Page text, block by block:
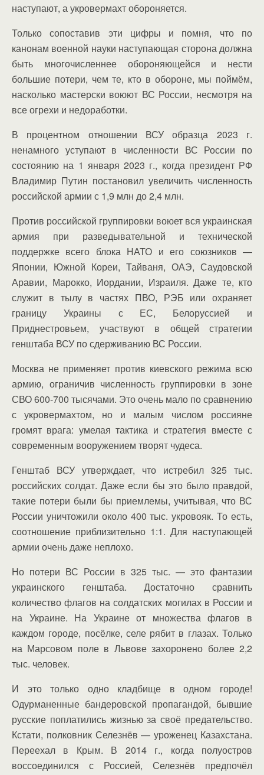
наступают, а укровермахт обороняется.
Только сопоставив эти цифры и помня, что по
канонам военной науки наступающая сторона должна
быть многочисленнее обороняющейся и нести
большие потери, чем те, кто в обороне, мы поймём,
насколько мастерски воюют ВС России, несмотря на
все огрехи и недоработки.
В процентном отношении ВСУ образца 2023 г.
ненамного уступают в численности ВС России по
состоянию на 1 января 2023 г., когда президент РФ
Владимир Путин постановил увеличить численность
российской армии с 1,9 млн до 2,4 млн.
Против российской группировки воюет вся украинская
армия при разведывательной и технической
поддержке всего блока НАТО и его союзников —
Японии, Южной Кореи, Тайваня, ОАЭ, Саудовской
Аравии, Марокко, Иордании, Израиля. Даже те, кто
служит в тылу в частях ПВО, РЭБ или охраняет
границу Украины с ЕС, Белоруссией и
Приднестровьем, участвуют в общей стратегии
генштаба ВСУ по сдерживанию ВС России.
Москва не применяет против киевского режима всю
армию, ограничив численность группировки в зоне
СВО 600-700 тысячами. Это очень мало по сравнению
с укровермахтом, но и малым числом россияне
громят врага: умелая тактика и стратегия вместе с
современным вооружением творят чудеса.
Генштаб ВСУ утверждает, что истребил 325 тыс.
российских солдат. Даже если бы это было правдой,
такие потери были бы приемлемы, учитывая, что ВС
России уничтожили около 400 тыс. укровояк. То есть,
соотношение приблизительно 1:1. Для наступающей
армии очень даже неплохо.
Но потери ВС России в 325 тыс. — это фантазии
украинского генштаба. Достаточно сравнить
количество флагов на солдатских могилах в России и
на Украине. На Украине от множества флагов в
каждом городе, посёлке, селе рябит в глазах. Только
на Марсовом поле в Львове захоронено более 2,2
тыс. человек.
И это только одно кладбище в одном городе!
Одурманенные бандеровской пропагандой, бывшие
русские поплатились жизнью за своё предательство.
Кстати, полковник Селезнёв — уроженец Казахстана.
Переехал в Крым. В 2014 г., когда полуостров
воссоединился с Россией, Селезнёв предпочёл